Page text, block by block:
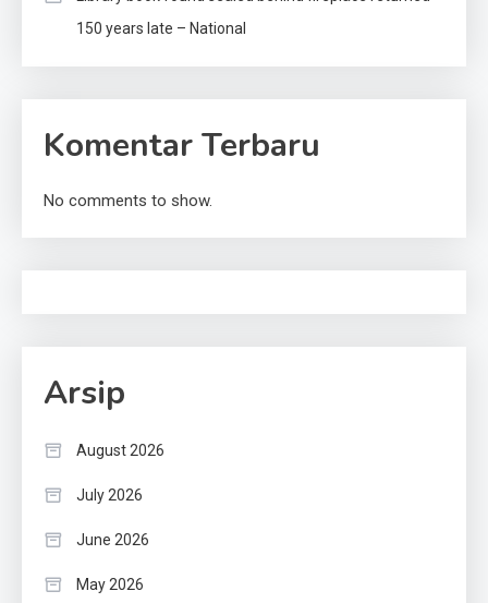
150 years late – National
Komentar Terbaru
No comments to show.
Arsip
August 2026
July 2026
June 2026
May 2026